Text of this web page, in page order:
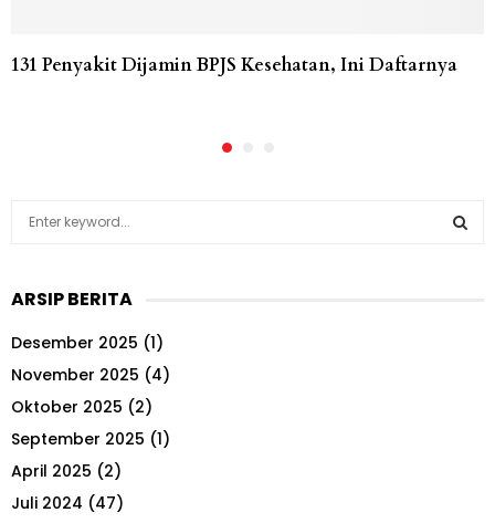
131 Penyakit Dijamin BPJS Kesehatan, Ini Daftarnya
c
f
o
r
ARSIP BERITA
Desember 2025 (1)
November 2025 (4)
Oktober 2025 (2)
September 2025 (1)
April 2025 (2)
Juli 2024 (47)